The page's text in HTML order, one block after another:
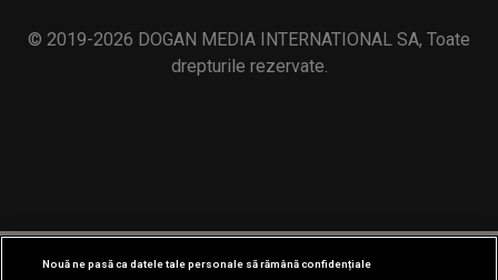
Nouă ne pasă ca datele tale personale să rămână confidențiale